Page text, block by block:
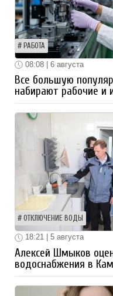
РАБОТА
08:08 | 6 августа
Все большую
набирают рабочие и
ОТКЛЮЧЕНИЕ ВОДЫ
18:21 | 5 августа
Алексей Шмыков
водоснабжения в